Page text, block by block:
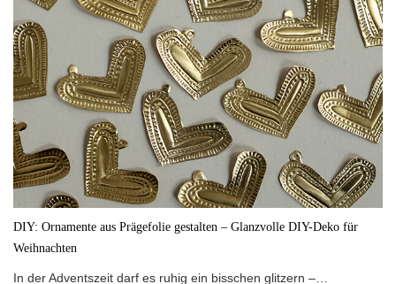
DIY: Ornamente aus Prägefolie gestalten – Glanzvolle DIY-Deko für
Weihnachten
In der Adventszeit darf es ruhig ein bisschen glitzern –…